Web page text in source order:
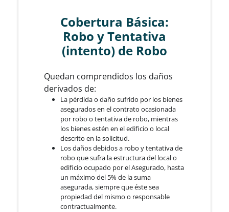
Cobertura Básica:
Robo y Tentativa
(intento) de Robo
Quedan comprendidos los daños
derivados de:
La pérdida o daño sufrido por los bienes
asegurados en el contrato ocasionada
por robo o tentativa de robo, mientras
los bienes estén en el edificio o local
descrito en la solicitud.
Los daños debidos a robo y tentativa de
robo que sufra la estructura del local o
edificio ocupado por el Asegurado, hasta
un máximo del 5% de la suma
asegurada, siempre que éste sea
propiedad del mismo o responsable
contractualmente.